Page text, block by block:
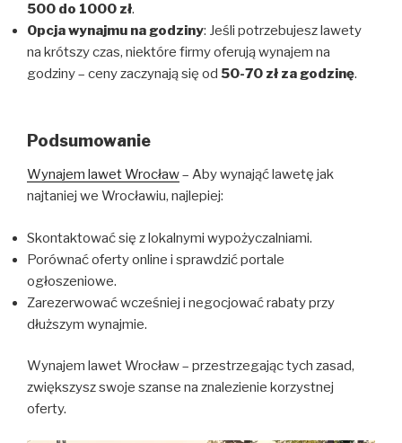
500 do 1000 zł.
Opcja wynajmu na godziny: Jeśli potrzebujesz lawety
na krótszy czas, niektóre firmy oferują wynajem na
godziny – ceny zaczynają się od 50-70 zł za godzinę.
Podsumowanie
Wynajem lawet Wrocław– Aby wynająć lawetę jak
najtaniej we Wrocławiu, najlepiej:
Skontaktować się z lokalnymi wypożyczalniami.
Porównać oferty online i sprawdzić portale
ogłoszeniowe.
Zarezerwować wcześniej i negocjować rabaty przy
dłuższym wynajmie.
Wynajem lawet Wrocław – przestrzegając tych zasad,
zwiększysz swoje szanse na znalezienie korzystnej
oferty.